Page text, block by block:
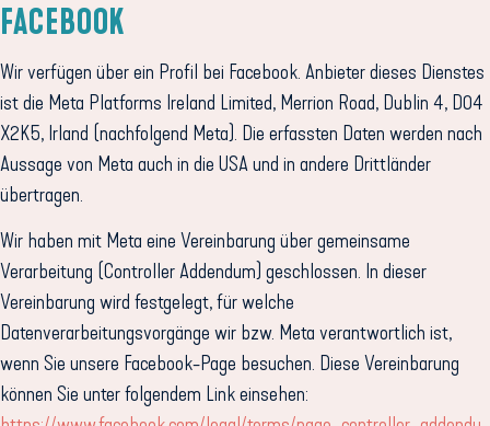
FACEBOOK
Wir verfügen über ein Profil bei Facebook. Anbieter dieses Dienstes
ist die Meta Platforms Ireland Limited, Merrion Road, Dublin 4, D04
X2K5, Irland (nachfolgend Meta). Die erfassten Daten werden nach
Aussage von Meta auch in die USA und in andere Drittländer
übertragen.
Wir haben mit Meta eine Vereinbarung über gemeinsame
Verarbeitung (Controller Addendum) geschlossen. In dieser
Vereinbarung wird festgelegt, für welche
Datenverarbeitungsvorgänge wir bzw. Meta verantwortlich ist,
wenn Sie unsere Facebook-Page besuchen. Diese Vereinbarung
können Sie unter folgendem Link einsehen: